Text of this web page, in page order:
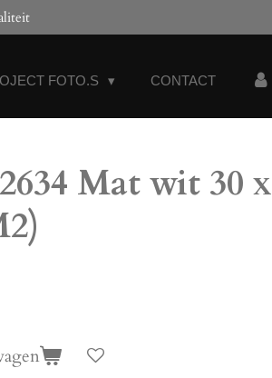
FOTO.S CONTACT
Mat wit 30 x